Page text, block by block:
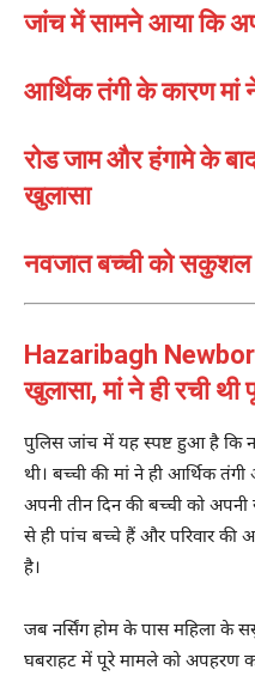
जांच में सामने आया कि
आर्थिक तंगी के कारण मां
रोड जाम और हंगामे के
खुलासा
नवजात बच्ची को सकुशल
Hazaribagh
खुलासा, मां ने ही रची थी
पुलिस जांच में यह स्पष्ट हुआ है कि
थी। बच्ची की मां ने ही आर्थिक
अपनी तीन दिन की बच्ची को
से ही पांच बच्चे हैं और परिवार की
है।
जब नर्सिंग होम के पास महिला के
घबराहट में पूरे मामले को अपहरण